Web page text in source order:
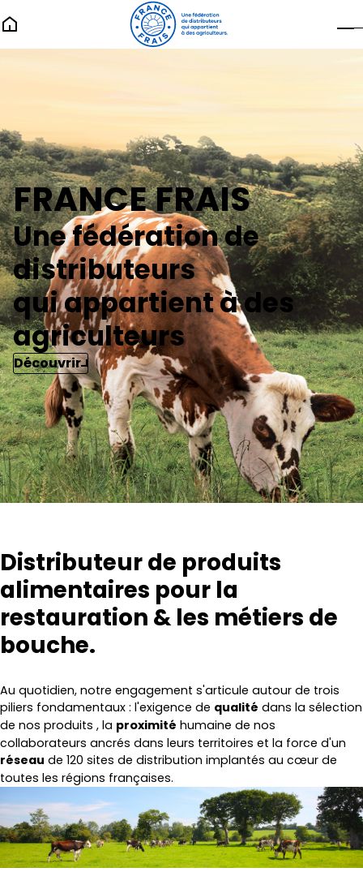
FRANCE FRAIS
Une fédération de
distributeurs
qui appartient à des
agriculteurs
Découvrir
Distributeur de produits
alimentaires pour la
restauration & les métiers de
bouche.
Au quotidien, notre engagement s'articule autour de trois
piliers fondamentaux : l'exigence de qualité dans la sélection
de nos produits , la proximité humaine de nos
collaborateurs ancrés dans leurs territoires et la force d'un
réseau de 120 sites de distribution implantés au cœur de
toutes les régions françaises.